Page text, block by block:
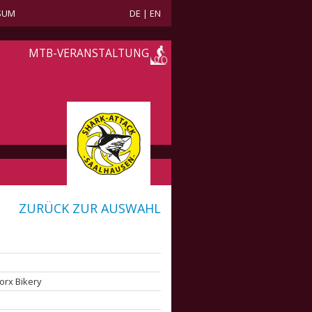
DE | EN
MTB-VERANSTALTUNG
ZURÜCK ZUR AUSWAHL
Bikery